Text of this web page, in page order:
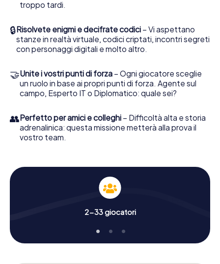
troppo tardi.
🔒Risolvete enigmi e decifrate codici – Vi aspettano
stanze in realtà virtuale, codici criptati, incontri segreti
con personaggi digitali e molto altro.
🤝Unite i vostri punti di forza – Ogni giocatore sceglie
un ruolo in base ai propri punti di forza. Agente sul
campo, Esperto IT o Diplomatico: quale sei?
👥Perfetto per amici e colleghi – Difficoltà alta e storia
adrenalinica: questa missione metterà alla prova il
vostro team.
2-33 giocatori